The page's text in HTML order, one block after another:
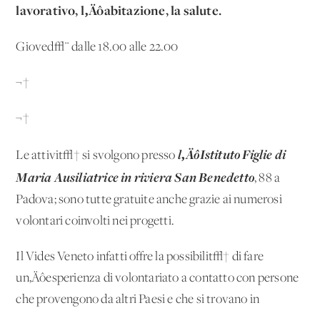
lavorativo, l‚Äôabitazione, la salute.
Gioved√¨ dalle 18.00 alle 22.00
¬†
¬†
Le attivit√† si svolgono presso l‚ÄôIstituto Figlie di
Maria Ausiliatrice in riviera San Benedetto, 88 a
Padova; sono tutte gratuite anche grazie ai numerosi
volontari coinvolti nei progetti.
Il Vides Veneto infatti offre la possibilit√† di fare
un‚Äôesperienza di volontariato a contatto con persone
che provengono da altri Paesi e che si trovano in